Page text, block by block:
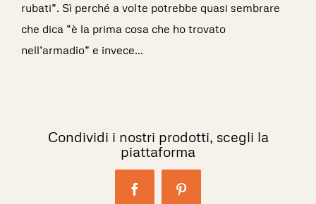
rubati”. Sì perché a volte potrebbe quasi sembrare
che dica “è la prima cosa che ho trovato
nell’armadio” e invece… ⠀⠀⠀⠀⠀⠀⠀
Condividi i nostri prodotti, scegli la
piattaforma
FacebookPinterest